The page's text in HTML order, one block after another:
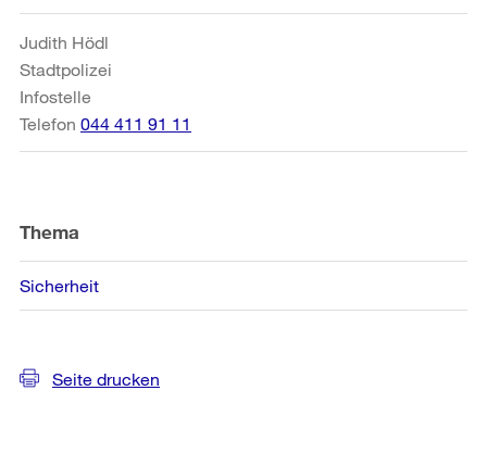
Informationen
Judith Hödl
Stadtpolizei
Infostelle
Telefon 044 411 91 11
Thema
Sicherheit
Seite drucken